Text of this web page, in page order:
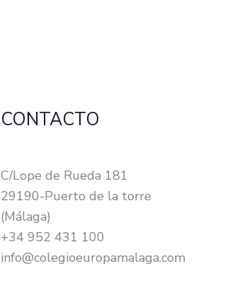
CONTACTO
C/Lope de Rueda 181
29190-Puerto de la torre
(Málaga)
+34 952 431 100
info@colegioeuropamalaga.com